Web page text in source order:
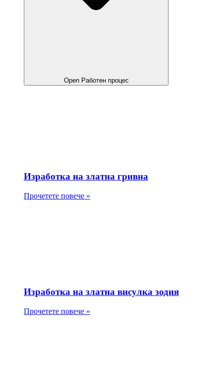
Open Работен процес
Изработка на златна гривна
Прочетете повече »
Изработка на златна висулка зодия
Прочетете повече »